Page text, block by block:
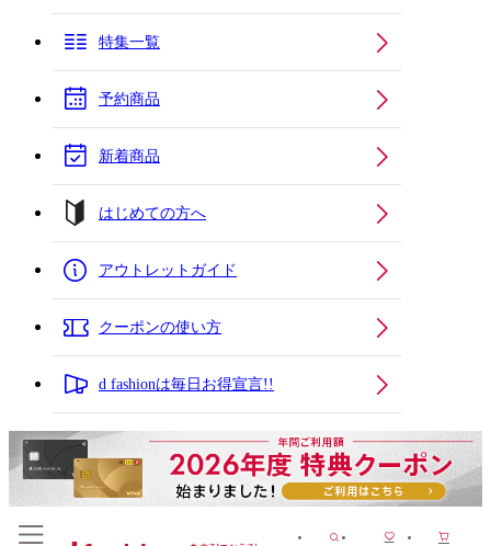
特集一覧
予約商品
新着商品
はじめての方へ
アウトレットガイド
クーポンの使い方
d fashionは毎日お得宣言!!